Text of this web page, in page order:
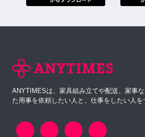
ANYTIMESは、家具組み立てや配送、家事
た用事を依頼したい人と、仕事をしたい人を